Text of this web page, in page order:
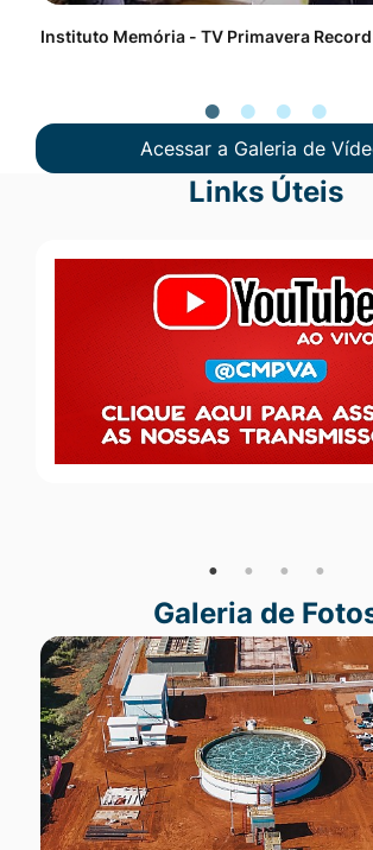
Instituto Memória - TV Primavera Record
Acessar a Galeria de
Seção Links ÚteisLinks Úteis
Seção Galeria de Fotos
Galeria de